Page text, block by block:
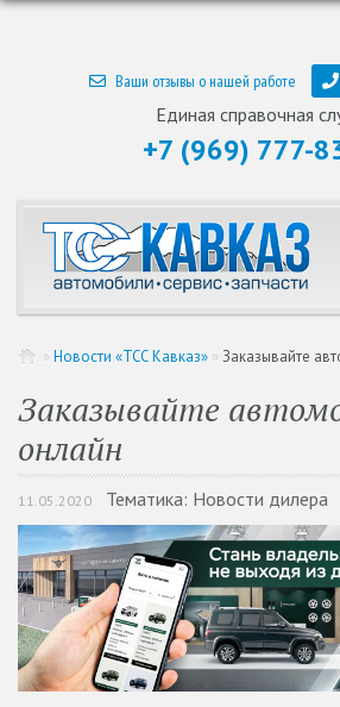
Ваши отзывы о нашей работе
Единая справочная
+7 (969) 777-
» Новости «ТСС Кавказ» » Заказывайте
Заказывайте
онлайн
11.05.2020 Тематика: Новости дилера